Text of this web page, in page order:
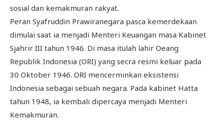
sosial dan kemakmuran rakyat.
Peran Syafruddin Prawiranegara pasca kemerdekaan
dimulai saat ia menjadi Menteri Keuangan masa Kabinet
Sjahrir III tahun 1946. Di masa itulah lahir Oeang
Republik Indonesia (ORI) yang secra resmi keluar pada
30 Oktober 1946. ORI mencerminkan eksistensi
Indonesia sebagai sebuah negara. Pada kabinet Hatta
tahun 1948, ia kembali dipercaya menjadi Menteri
Kemakmuran.